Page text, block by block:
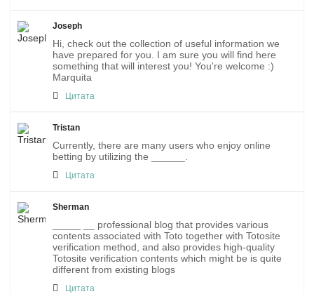
Joseph
Hi, check out the collection of useful information we
have prepared for you. I am sure you will find here
something that will interest you! You're welcome :)
Marquita
Цитата
Tristan
Currently, there are many users who enjoy online
betting by utilizing the ______.
Цитата
Sherman
_____ __ professional blog that provides various
contents associated with Toto together with Totosite
verification method, and also provides high-quality
Totosite verification contents which might be is quite
different from existing blogs
Цитата